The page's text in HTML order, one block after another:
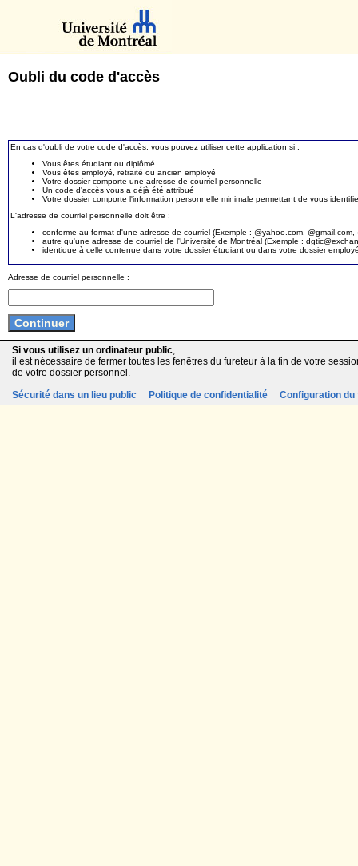
Oubli du code d'accès
En cas d'oubli de votre code d'accès, vous pouvez utiliser cette application si :
Vous êtes étudiant ou diplômé
Vous êtes employé, retraité ou ancien employé
Votre dossier comporte une adresse de courriel personnelle
Un code d'accès vous a déjà été attribué
Votre dossier comporte l'information personnelle minimale permettant de vous
L'adresse de courriel personnelle doit être :
conforme au format d'une adresse de courriel (Exemple : @yahoo.com,
autre qu'une adresse de courriel de l'Université de Montréal (Exemple :
identique à celle contenue dans votre dossier étudiant ou dans votre dossier
Adresse de courriel personnelle :
Si vous utilisez un ordinateur public,
il est nécessaire de fermer toutes les fenêtres du fureteur à la fin de votre
de votre dossier personnel.
Sécurité dans un lieu public
Politique de confidentialité Configuration du